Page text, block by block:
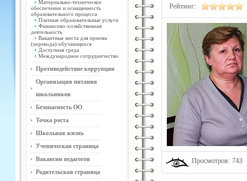
Материально-техническое
обеспечение и оснащенность
образовательного процесса
Платные образовательные услуги
Финансово-хозяйственная
деятельность
Вакантные места для приема
(перевода) обучающихся
Доступная среда
Международное сотрудничество
Противодействие коррупции
Организация питания
школьников
Безопасность ОО
Точка роста
Школьная жизнь
Ученическая страница
Вакансии педагогов
Родительская страница
Рейтинг:
Просмотров: 743